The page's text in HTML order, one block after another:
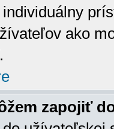
ako
zapojiť